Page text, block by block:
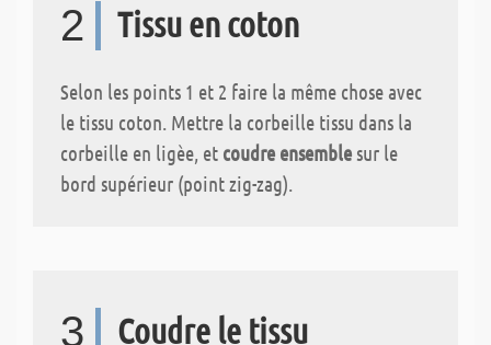
2 Tissu en coton
Selon les points 1 et 2 faire la même chose avec
le tissu coton. Mettre la corbeille tissu dans la
corbeille en ligèe, et coudre ensemble sur le
bord supérieur (point zig-zag).
3 Coudre le tissu